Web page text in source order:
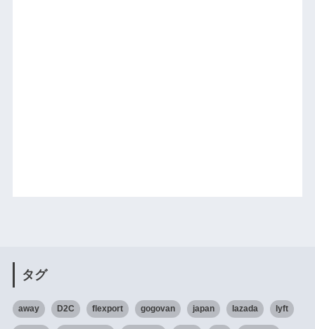
タグ
away D2C flexport gogovan japan lazada lyft